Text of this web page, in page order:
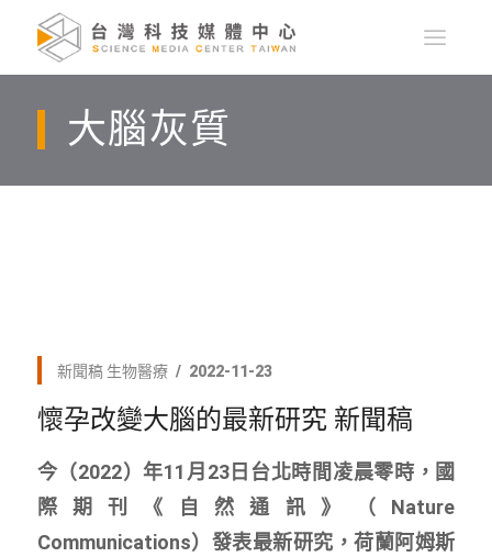
大腦灰質
新聞稿 生物醫療 2022-11-23
懷孕改變大腦的最新研究 新聞稿
今（2022）年11月23日台北時間凌晨零時，國
際期刊《自然通訊》（Nature
Communications）發表最新研究，荷蘭阿姆斯